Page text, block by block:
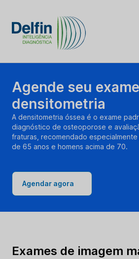
Agende seu
densitometria
A densitometria óssea é o exame
diagnóstico de osteoporose e
fraturas, recomendado especialmente
de 65 anos e homens acima de 70.
Agendar agora
Exames de imagem